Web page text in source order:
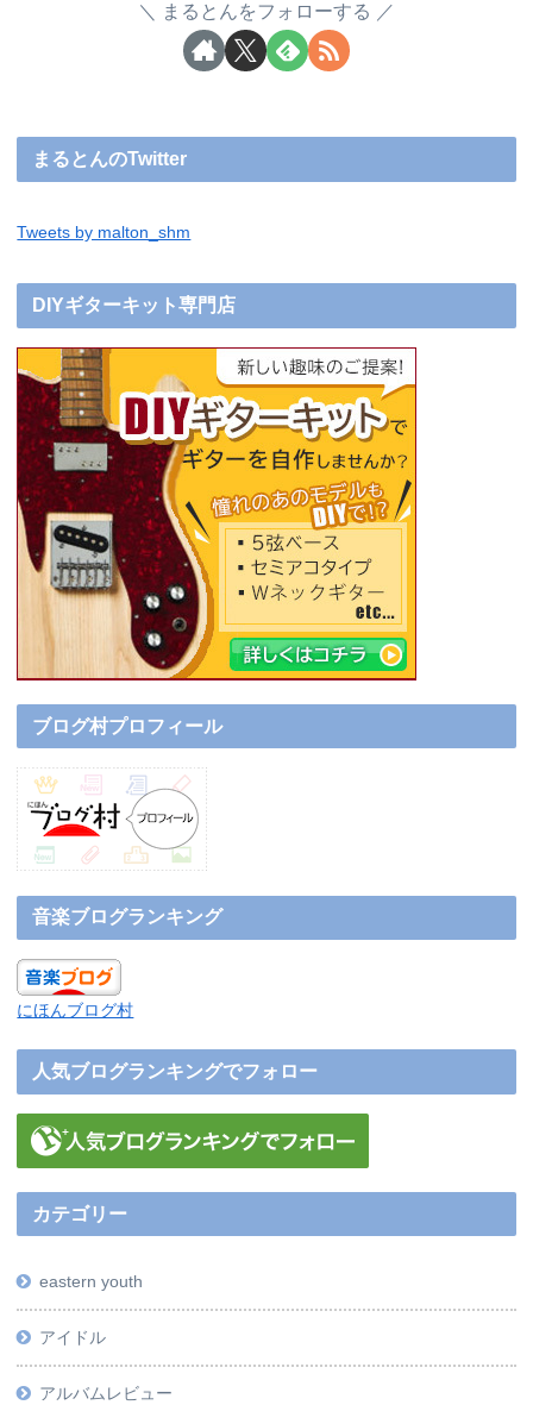
まるとんをフォローする
まるとんのTwitter
Tweets by malton_shm
DIYギターキット専門店
ブログ村プロフィール
音楽ブログランキング
にほんブログ村
人気ブログランキングでフォロー
カテゴリー
eastern youth
アイドル
アルバムレビュー